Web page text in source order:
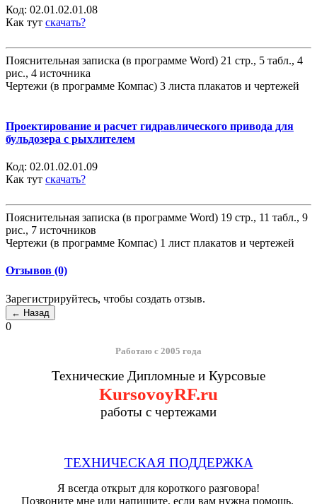
Код: 02.01.02.01.08
Как тут скачать?
Пояснительная записка (в программе Word) 21 стр., 5 табл., 4
рис., 4 источника
Чертежи (в программе Компас) 3 листа плакатов и чертежей
Проектирование и расчет гидравлического привода для
бульдозера с рыхлителем
Код: 02.01.02.01.09
Как тут скачать?
Пояснительная записка (в программе Word) 19 стр., 11 табл., 9
рис., 7 источников
Чертежи (в программе Компас) 1 лист плакатов и чертежей
Отзывов (0)
Зарегистрируйтесь, чтобы создать отзыв.
0
Работаю с 2005 года
Технические Дипломные и Курсовые
KursovoyRF.ru
работы с чертежами
ТЕХНИЧЕСКАЯ ПОДДЕРЖКА
Я всегда открыт для короткого разговора!
Позвоните мне или напишите, если вам нужна помощь.